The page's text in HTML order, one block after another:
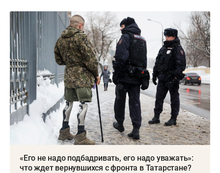
«Его не надо подбадривать, его надо уважать»:
что ждет вернувшихся с фронта в Татарстане?